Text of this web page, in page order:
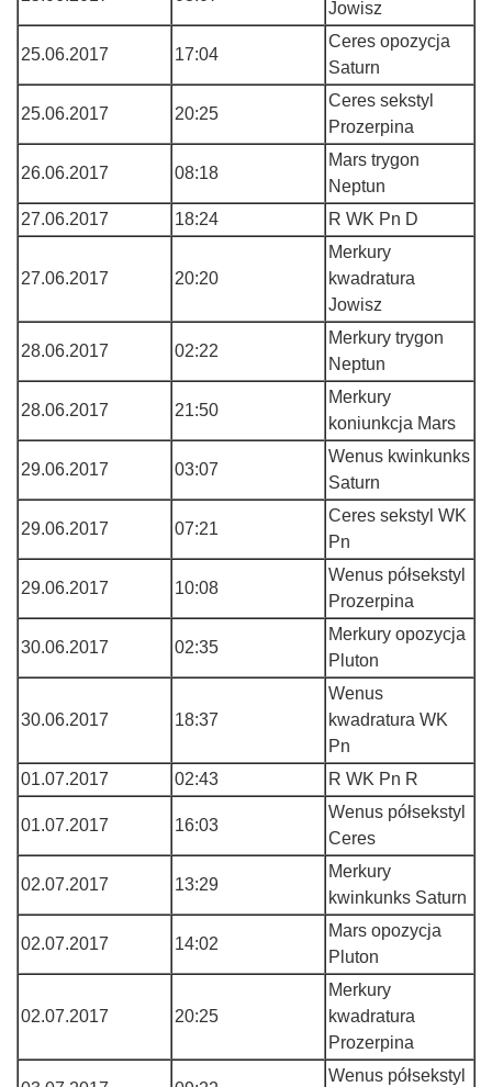
Jowisz
25.06.2017 17:04
Ceres opozycja
Saturn
25.06.2017 20:25
Ceres sekstyl
Prozerpina
26.06.2017 08:18
Mars trygon
Neptun
27.06.2017
18:24 R WK Pn D
27.06.2017 20:20
Merkury
kwadratura
Jowisz
28.06.2017 02:22
Merkury trygon
Neptun
28.06.2017 21:50
Merkury
koniunkcja Mars
29.06.2017 03:07
Wenus kwinkunks
Saturn
29.06.2017 07:21
Ceres sekstyl WK
Pn
29.06.2017 10:08
Wenus półsekstyl
Prozerpina
30.06.2017 02:35
Merkury opozycja
Pluton
30.06.2017 18:37
Wenus
kwadratura WK
Pn
01.07.2017
02:43 R WK Pn R
01.07.2017 16:03
Wenus półsekstyl
Ceres
02.07.2017 13:29
Merkury
kwinkunks Saturn
02.07.2017 14:02
Mars opozycja
Pluton
02.07.2017 20:25
Merkury
kwadratura
Prozerpina
Wenus półsekstyl